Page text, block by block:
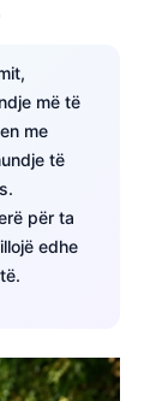
më të
me
të
për ta
edhe